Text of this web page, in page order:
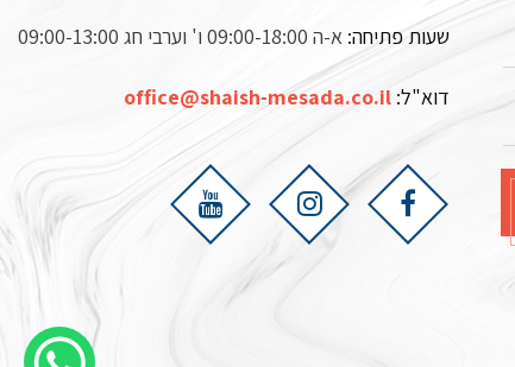
שעות פתיחה: א-ה 09:00-18:00 ו' וערבי חג 09:00-13:00
דוא"ל: office@shaish-mesada.co.il